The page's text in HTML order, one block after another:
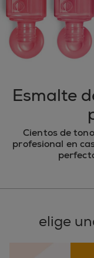
Esmalte
Cientos de
profesional en
elige